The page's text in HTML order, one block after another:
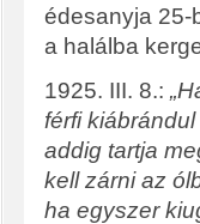
édesanyja 25-
a halálba
1925. III. 8.:
férfi
addig tartja
kell zárni az
ha egyszer